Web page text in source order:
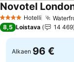
4 Tähtiluokitus
Hotelli
Novotel
8,5 Loistava 14 469
Alkaen 96 €